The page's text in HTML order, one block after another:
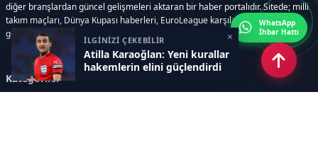
İLGİNİZİ ÇEKEBİLİR
Atilla Karaoğlan: Yeni kurallar
hakemlerin elini güçlendirdi
×
diğer branşlardan güncel gelişmeleri aktaran bir haber portalıdır. Sitede; milli
takım maçları, Dünya Kupası haberleri, EuroLeague karşılaşmaları, transfer
gelişmeleri, sporcuların biyografileri, anketler yer almaktadır.
Kategoriler
WhatsApp
İhbar Hattı